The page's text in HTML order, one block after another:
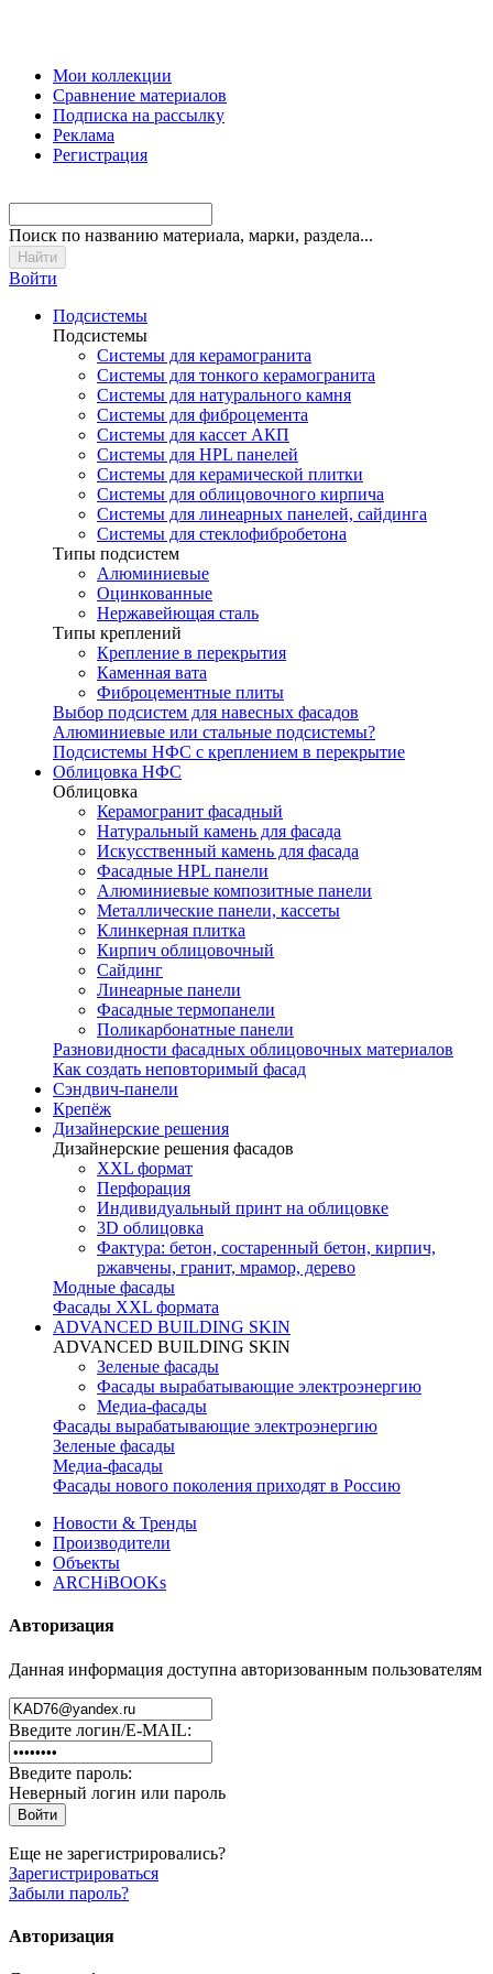
Мои коллекции
Сравнение материалов
Подписка на рассылку
Реклама
Регистрация
Поиск по названию материала, марки, раздела...
Войти
Подсистемы
Подсистемы
Системы для керамогранита
Системы для тонкого керамогранита
Системы для натурального камня
Системы для фиброцемента
Системы для кассет АКП
Системы для HPL панелей
Системы для керамической плитки
Системы для облицовочного кирпича
Системы для линеарных панелей, сайдинга
Системы для стеклофибробетона
Типы подсистем
Алюминиевые
Оцинкованные
Нержавейющая сталь
Типы креплений
Крепление в перекрытия
Каменная вата
Фиброцементные плиты
Выбор подсистем для навесных фасадов
Алюминиевые или стальные подсистемы?
Подсистемы НФС с креплением в перекрытие
Облицовка НФС
Облицовка
Керамогранит фасадный
Натуральный камень для фасада
Искусственный камень для фасада
Фасадные HPL панели
Алюминиевые композитные панели
Металлические панели, кассеты
Клинкерная плитка
Кирпич облицовочный
Сайдинг
Линеарные панели
Фасадные термопанели
Поликарбонатные панели
Разновидности фасадных облицовочных материалов
Как создать неповторимый фасад
Сэндвич-панели
Крепёж
Дизайнерские решения
Дизайнерские решения фасадов
XXL формат
Перфорация
Индивидуальный принт на облицовке
3D облицовка
Фактура: бетон, состаренный бетон, кирпич,
ржавчены, гранит, мрамор, дерево
Модные фасады
Фасады XXL формата
ADVANCED BUILDING SKIN
ADVANCED BUILDING SKIN
Зеленые фасады
Фасады вырабатывающие электроэнергию
Медиа-фасады
Фасады вырабатывающие электроэнергию
Зеленые фасады
Медиа-фасады
Фасады нового поколения приходят в Россию
Новости & Тренды
Производители
Объекты
ARCHiBOOKs
Авторизация
Данная информация доступна авторизованным пользователям
Введите логин/E-MAIL:
Введите пароль:
Неверный логин или пароль
Еще не зарегистрировались?
Зарегистрироваться
Забыли пароль?
Авторизация